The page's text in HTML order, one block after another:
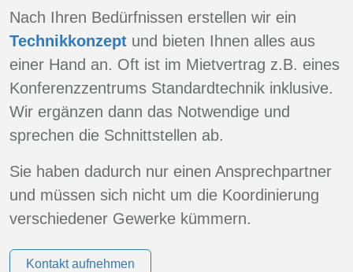
Nach Ihren Bedürfnissen erstellen wir ein
Technikkonzept und bieten Ihnen alles aus
einer Hand an. Oft ist im Mietvertrag z.B. eines
Konferenzzentrums Standardtechnik inklusive.
Wir ergänzen dann das Notwendige und
sprechen die Schnittstellen ab.
Sie haben dadurch nur einen Ansprechpartner
und müssen sich nicht um die Koordinierung
verschiedener Gewerke kümmern.
Kontakt aufnehmen